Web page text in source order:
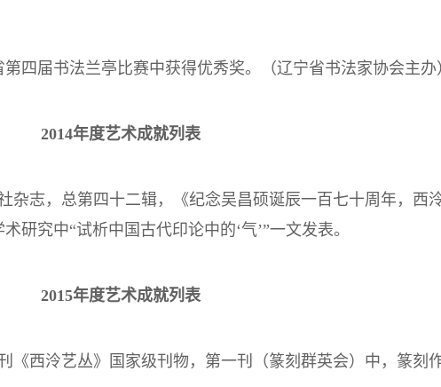
四届书法兰亭比赛中获得优秀奖。（辽宁省书法家协会主办
2014年度艺术成就列表
杂志，总第四十二辑，《纪念吴昌硕诞辰一百七十周年，西
研究中“试析中国古代印论中的‘气’”一文发表。
2015年度艺术成就列表
《西泠艺丛》国家级刊物，第一刊（篆刻群英会）中，篆刻